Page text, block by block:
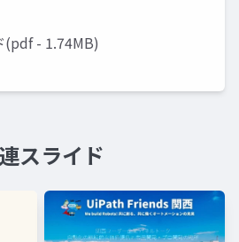
(pdf - 1.74MB)
スライド